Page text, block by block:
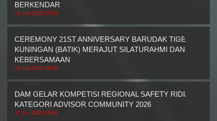
BERKENDAR
10 Jun 2026 13:09
CEREMONY 21ST ANNIVERSARY BARUDAK TIGER
KUNINGAN (BATIK) MERAJUT SILATURAHMI DAN
KEBERSAMAAN
20 Jun 2026 08:09
DAM GELAR KOMPETISI REGIONAL SAFETY RIDING
KATEGORI ADVISOR COMMUNITY 2026
11 Jun 2026 15:09